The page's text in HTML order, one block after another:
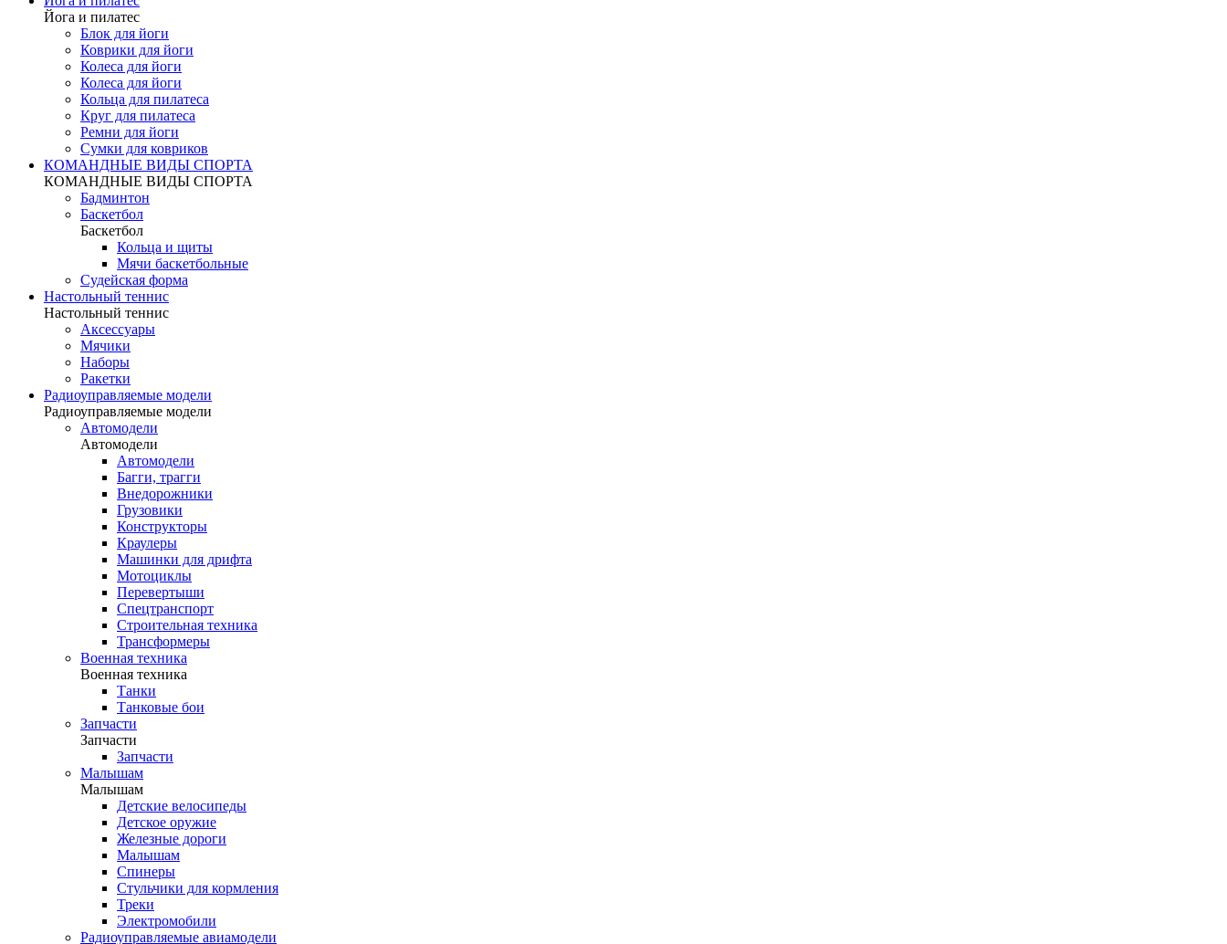
Йога и пилатес
Блок для йоги
Коврики для йоги
Колеса для йоги
Колеса для йоги
Кольца для пилатеса
Круг для пилатеса
Ремни для йоги
Сумки для ковриков
КОМАНДНЫЕ ВИДЫ СПОРТА
КОМАНДНЫЕ ВИДЫ СПОРТА
Бадминтон
Баскетбол
Баскетбол
Кольца и щиты
Мячи баскетбольные
Судейская форма
Настольный теннис
Настольный теннис
Аксессуары
Мячики
Наборы
Ракетки
Радиоуправляемые модели
Радиоуправляемые модели
Автомодели
Автомодели
Автомодели
Багги, трагги
Внедорожники
Грузовики
Конструкторы
Краулеры
Машинки для дрифта
Мотоциклы
Перевертыши
Спецтранспорт
Строительная техника
Трансформеры
Военная техника
Военная техника
Танки
Танковые бои
Запчасти
Запчасти
Запчасти
Малышам
Малышам
Детские велосипеды
Детское оружие
Железные дороги
Малышам
Спинеры
Стульчики для кормления
Треки
Электромобили
Радиоуправляемые авиамодели